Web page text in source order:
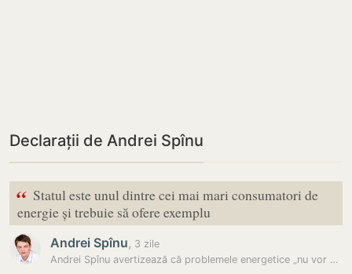
Declarații de Andrei Spînu
“ Statul este unul dintre cei mai mari consumatori de
energie și trebuie să ofere exemplu
Andrei Spînu, 3 zile
Andrei Spînu avertizează că problemele energetice „nu vor dispărea în…